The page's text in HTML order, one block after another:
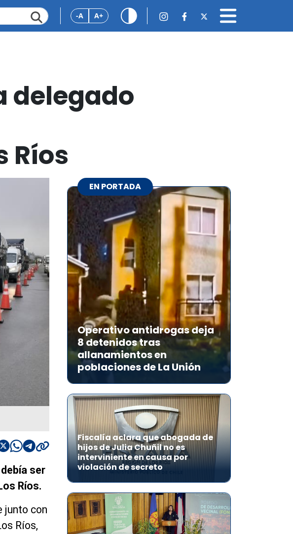
-A A+
delegado
Ríos
ser
Ríos.
junto con
Ríos,
EN PORTADA
Operativo antidrogas deja
8 detenidos tras
allanamientos en
poblaciones de La Unión
Fiscalía aclara que abogada de
hijos de Julia Chuñil no es
interviniente en causa por
violación de secreto